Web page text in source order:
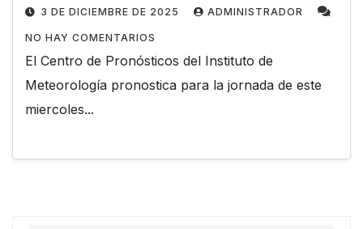
3 DE DICIEMBRE DE 2025 ADMINISTRADOR
NO HAY COMENTARIOS
El Centro de Pronósticos del Instituto de
Meteorología pronostica para la jornada de este
miercoles...